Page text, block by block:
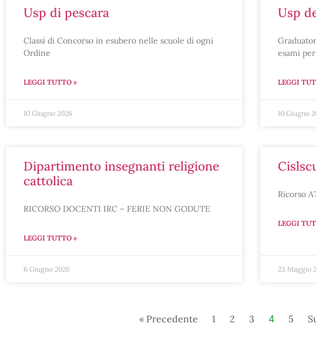
usp di pescara
Classi di Concorso in esubero nelle scuole di ogni
Ordine
LEGGI TUTTO »
10 Giugno 2026
usp
esami per
LEGGI
10 Giugno
dipartimento insegnanti religione
cattolica
RICORSO DOCENTI IRC – FERIE NON GODUTE
LEGGI TUTTO »
6 Giugno 2026
Ricorso
LEGGI
23 Maggio
« Precedente 1 2 3 4 5